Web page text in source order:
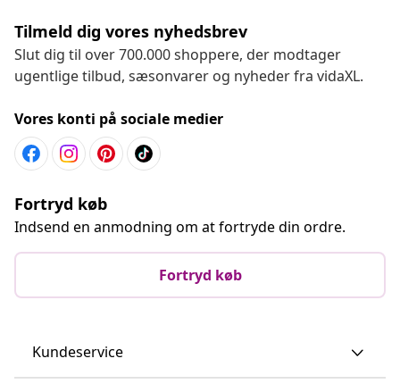
Tilmeld dig vores nyhedsbrev
Slut dig til over 700.000 shoppere, der modtager
ugentlige tilbud, sæsonvarer og nyheder fra vidaXL.
Vores konti på sociale medier
Fortryd køb
Indsend en anmodning om at fortryde din ordre.
Fortryd køb
Kundeservice